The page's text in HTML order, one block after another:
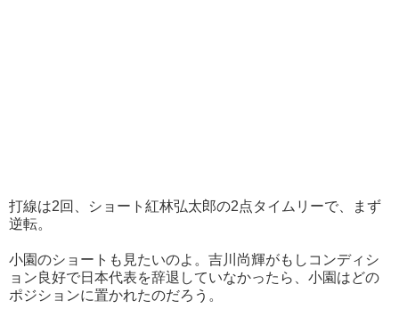
打線は2回、ショート紅林弘太郎の2点タイムリーで、まず
逆転。
小園のショートも見たいのよ。吉川尚輝がもしコンディシ
ョン良好で日本代表を辞退していなかったら、小園はどの
ポジションに置かれたのだろう。